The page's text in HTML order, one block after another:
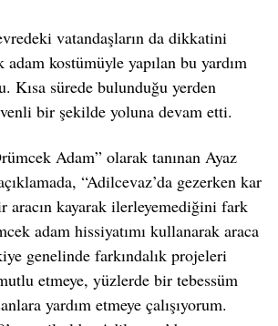
vatandaşların da dikkatini
kostümüyle yapılan bu yardım
Kısa sürede bulunduğu yerden
bir şekilde yoluna devam etti.
Adam” olarak tanınan Ayaz
“Adilcevaz’da gezerken kar
aracın kayarak ilerleyemediğini fark
adam hissiyatımı kullanarak araca
genelinde farkındalık projeleri
etmeye, yüzlerde bir tebessüm
yardım etmeye çalışıyorum.